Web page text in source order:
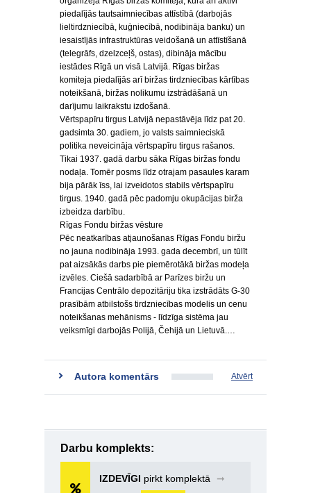
piedalījās tautsaimniecības attīstībā (darbojās
lieltirdzniecībā, kuģniecībā, nodibināja banku) un
iesaistījās infrastruktūras veidošanā un attīstīšanā
(telegrāfs, dzelzceļš, ostas), dibināja mācību
iestādes Rīgā un visā Latvijā. Rīgas biržas
komiteja piedalījās arī biržas tirdzniecības kārtības
noteikšanā, biržas nolikumu izstrādāšanā un
darījumu laikrakstu izdošanā.
Vērtspapīru tirgus Latvijā nepastāvēja līdz pat 20.
gadsimta 30. gadiem, jo valsts saimnieciskā
politika neveicināja vērtspapīru tirgus rašanos.
Tikai 1937. gadā darbu sāka Rīgas biržas fondu
nodaļa. Tomēr posms līdz otrajam pasaules karam
bija pārāk īss, lai izveidotos stabils vērtspapīru
tirgus. 1940. gadā pēc padomju okupācijas birža
izbeidza darbību.
Rīgas Fondu biržas vēsture
Pēc neatkarības atjaunošanas Rīgas Fondu biržu
no jauna nodibināja 1993. gada decembrī, un tūlīt
pat aizsākās darbs pie piemērotākā biržas modeļa
izvēles. Ciešā sadarbībā ar Parīzes biržu un
Francijas Centrālo depozitāriju tika izstrādāts G-30
prasībām atbilstošs tirdzniecības modelis un cenu
noteikšanas mehānisms - līdzīga sistēma jau
veiksmīgi darbojās Polijā, Čehijā un Lietuvā.…
Autora komentārs Atvērt
Darbu komplekts:
IZDEVĪGI pirkt komplektā
➞